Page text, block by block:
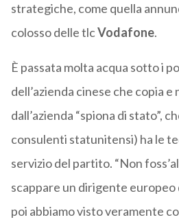
strategiche, come quella
colosso delle tlcVodafone.
È passata molta acqua sotto i
dell’azienda cinese che copia e
dall’azienda “spiona di stato”,
consulenti statunitensi) ha le
servizio del partito. “Non
scappare un dirigente europeo
poi abbiamo visto veramente